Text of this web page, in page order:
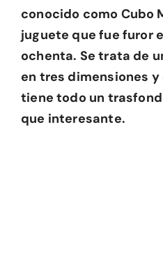
conocido como Cubo
juguete que fue furor
ochenta. Se trata de
en tres dimensiones
tiene todo un
que interesante.